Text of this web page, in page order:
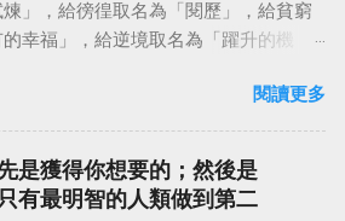
」，給徬徨取名為「閱歷」，給貧窮
幸福」，給逆境取名為「躍升的機
活著是一件沉重的事。#超譯尼采 — 中
(@chinese_quotes) May 23, 2023
閱讀更多
是獲得你想要的；然後是
有最明智的人類做到第二